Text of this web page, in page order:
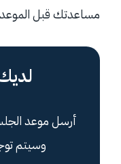
مساعدتك قبل
أرسل موعد
وسيتم